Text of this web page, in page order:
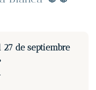
de septiembre